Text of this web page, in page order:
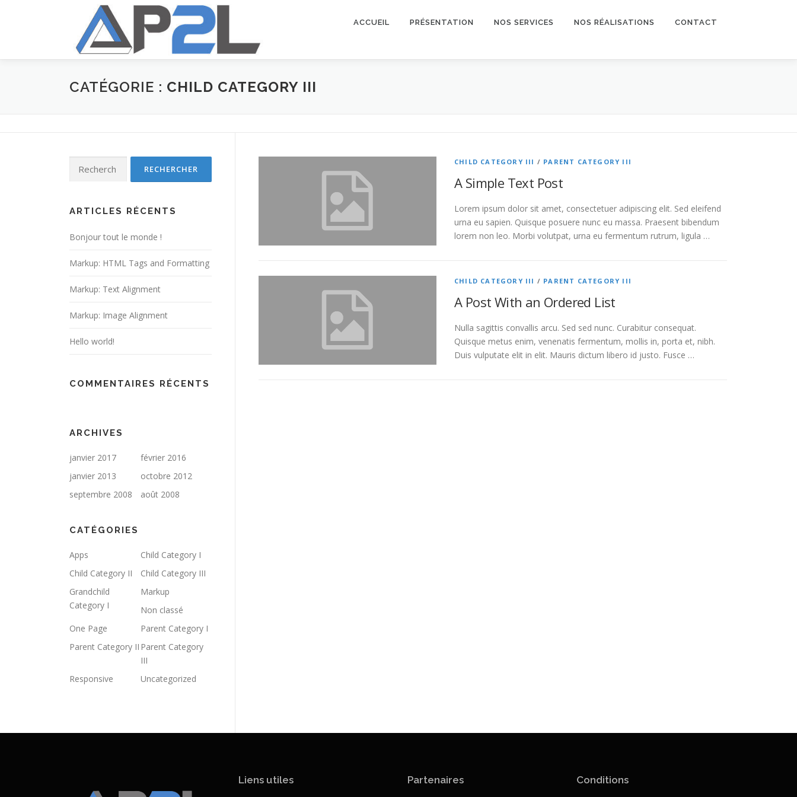
ACCUEIL PRÉSENTATION NOS SERVICES NOS RÉALISATIONS CONTACT
CATÉGORIE : CHILD CATEGORY III
CHILD CATEGORY III / PARENT CATEGORY III
A Simple Text Post
Lorem ipsum dolor sit amet, consectetuer adipiscing elit. Sed eleifend
urna eu sapien. Quisque posuere nunc eu massa. Praesent bibendum
lorem non leo. Morbi volutpat, urna eu fermentum rutrum, ligula …
CHILD CATEGORY III / PARENT CATEGORY III
A Post With an Ordered List
Nulla sagittis convallis arcu. Sed sed nunc. Curabitur consequat.
Quisque metus enim, venenatis fermentum, mollis in, porta et, nibh.
Duis vulputate elit in elit. Mauris dictum libero id justo. Fusce …
ARTICLES RÉCENTS
Bonjour tout le monde !
Markup: HTML Tags and Formatting
Markup: Text Alignment
Markup: Image Alignment
Hello world!
COMMENTAIRES RÉCENTS
ARCHIVES
janvier 2017
février 2016
janvier 2013
octobre 2012
septembre 2008
août 2008
CATÉGORIES
Apps
Child Category I
Child Category II
Child Category III
Grandchild
Category I
Markup
Non classé
One Page
Parent Category I
Parent Category II Parent Category
III
Responsive
Uncategorized
Liens utiles Partenaires Conditions